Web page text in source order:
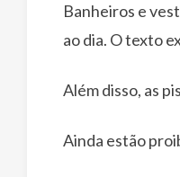
Banheiros e
ao dia. O texto
Além disso, as
Ainda estão